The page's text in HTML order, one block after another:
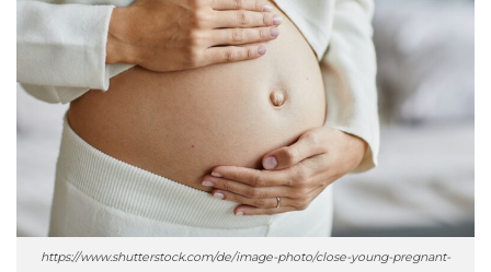
https://www.shutterstock.com/de/image-photo/close-young-pregnant-